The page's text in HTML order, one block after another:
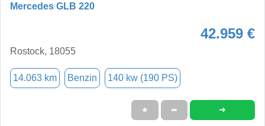
Mercedes GLB 220
42.959 €
Rostock, 18055
14.063 km Benzin 140 kw (190 PS)
★ ➦ ➜